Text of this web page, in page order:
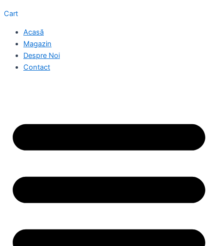
Cart
Acasă
Magazin
Despre Noi
Contact